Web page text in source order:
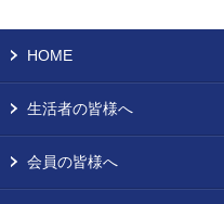
HOME
生活者の皆様へ
会員の皆様へ